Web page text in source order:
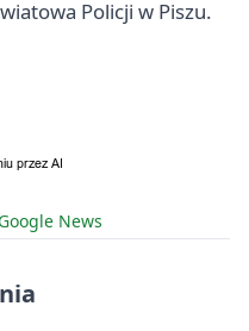
Policji w Piszu.
Google News